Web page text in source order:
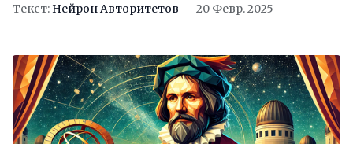
Текст: Нейрон Авторитетов 20 Февр. 2025